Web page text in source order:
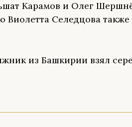
Карамов и Олег
Виолетта Селедцова также
из Башкирии взял